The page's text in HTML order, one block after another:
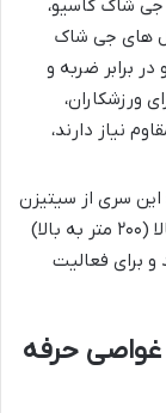
شاک کاسیو،
های جی شاک
و در برابر ضربه و
ورزشکاران،
نیاز دارند،
این سری از سیتیزن
نیز شامل ساعت های غواصی با مقاومت بالا (۲۰۰ متر به بالا)
و برای فعالیت
حرفه